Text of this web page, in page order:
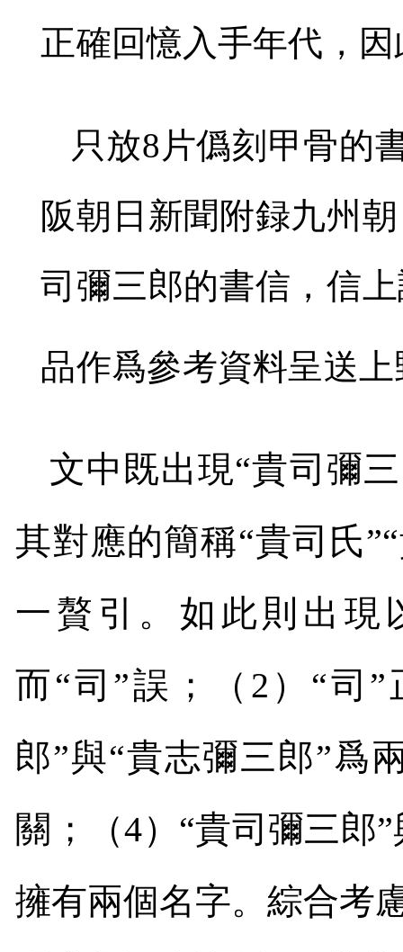
正確回憶入手年代，
只放8 片僞刻甲骨的
阪朝日新聞附録九州
司彌三郎的書信，信
品作爲參考資料呈送
文中既出現“貴司彌
其對應的簡稱“貴司氏
一贅引。如此則出現
而“司 ”誤；（ 2 ） “司 ”
郎”與“貴志彌三郎”爲
關；（4） “貴司彌三郎”
擁有兩個名字。綜合考